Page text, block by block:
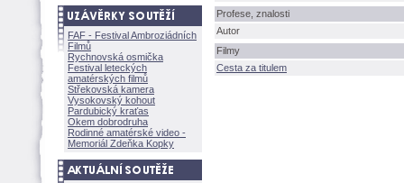
FAF - Festival Ambroziádních
Filmů
Rychnovská osmička
Festival leteckých
amatérských filmů
Střekovská kamera
Vysokovský kohout
Pardubický kraťas
Okem dobrodruha
Rodinné amatérské video -
Memoriál Zdeňka Kopky
Profese, znalosti
Autor
Filmy
Cesta za titulem